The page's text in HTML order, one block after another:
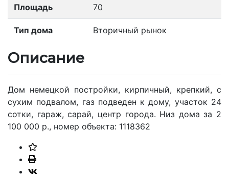
Площадь 70
Тип дома Вторичный рынок
Описание
Дом немецкой постройки, кирпичный, крепкий, с
сухим подвалом, газ подведен к дому, участок 24
сотки, гараж, сарай, центр города. Низ дома за 2
100 000 р., номер объекта: 1118362